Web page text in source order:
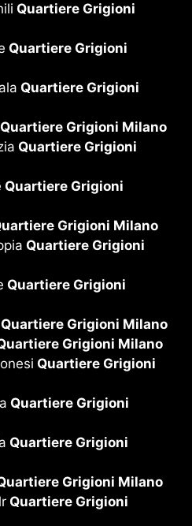
Quartiere Grigioni
Quartiere Grigioni
Quartiere Grigioni
Quartiere Grigioni Milano
Quartiere Grigioni
Quartiere Grigioni
Grigioni Milano
Quartiere Grigioni
Quartiere Grigioni
Quartiere Grigioni Milano
Grigioni Milano
Quartiere Grigioni
Quartiere Grigioni
Quartiere Grigioni
Grigioni Milano
Quartiere Grigioni